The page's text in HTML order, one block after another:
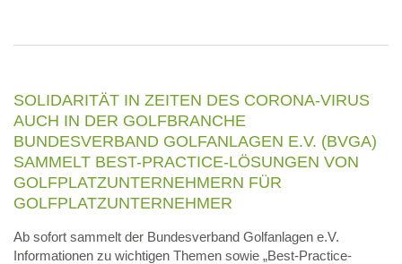
SOLIDARITÄT IN ZEITEN DES CORONA-VIRUS
AUCH IN DER GOLFBRANCHE
BUNDESVERBAND GOLFANLAGEN E.V. (BVGA)
SAMMELT BEST-PRACTICE-LÖSUNGEN VON
GOLFPLATZUNTERNEHMERN FÜR
GOLFPLATZUNTERNEHMER
Ab sofort sammelt der Bundesverband Golfanlagen e.V.
Informationen zu wichtigen Themen sowie „Best-Practice-